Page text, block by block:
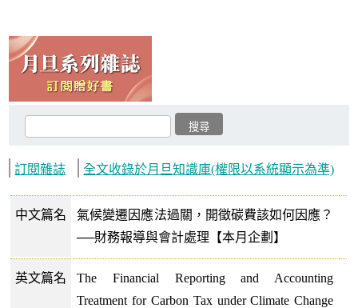
訂閱雜誌 全文收錄於月旦知識庫(權限以系統顯示為準)
中文篇名
氣候變遷因應法過關，開徵碳費該如何因應？
──財務報導與會計處理【本月企劃】
英文篇名
The Financial Reporting and Accounting
Treatment for Carbon Tax under Climate Change